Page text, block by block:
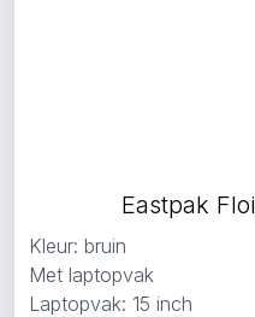
Eastpak
Kleur: bruin
Met laptopvak
Laptopvak: 15 inch